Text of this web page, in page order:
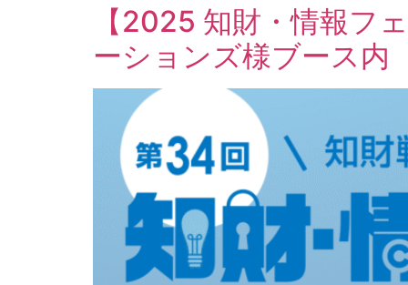
【2025 知財・情報フ
ーションズ様ブース内